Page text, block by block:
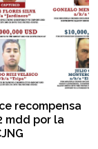
recompensa
mdd por la